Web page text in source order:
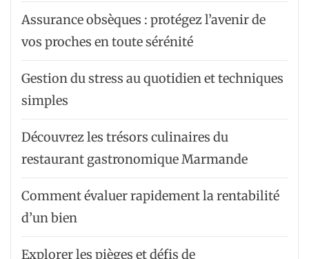
Assurance obsèques : protégez l’avenir de
vos proches en toute sérénité
Gestion du stress au quotidien et techniques
simples
Découvrez les trésors culinaires du
restaurant gastronomique Marmande
Comment évaluer rapidement la rentabilité
d’un bien
Explorer les pièges et défis de